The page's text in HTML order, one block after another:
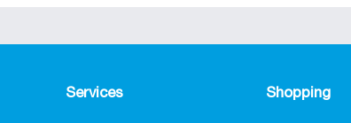
Services Shopping